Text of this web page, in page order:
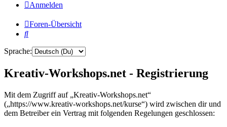
Anmelden
Foren-Übersicht
Suche
Sprache:
Kreativ-Workshops.net - Registrierung
Mit dem Zugriff auf „Kreativ-Workshops.net“
(„https://www.kreativ-workshops.net/kurse“) wird zwischen dir und
dem Betreiber ein Vertrag mit folgenden Regelungen geschlossen: